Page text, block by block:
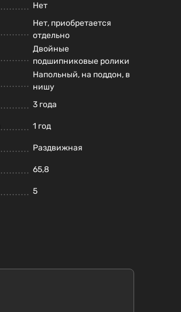
Нет
Нет, приобретается
отдельно
Двойные
подшипниковые ролики
Напольный, на поддон, в
нишу
3 года
1 год
Раздвижная
65,8
5